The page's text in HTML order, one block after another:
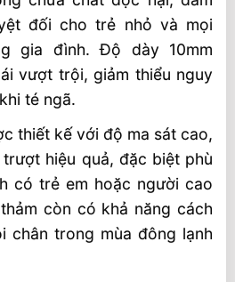
đối cho trẻ nhỏ và mọi
gia đình. Độ dày 10mm
vượt trội, giảm thiểu nguy
té ngã.
thiết kế với độ ma sát cao,
hiệu quả, đặc biệt phù
có trẻ em hoặc người cao
còn có khả năng cách
chân trong mùa đông lạnh